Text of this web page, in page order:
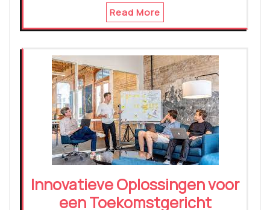
Read More
Innovatieve Oplossingen voor
een Toekomstgericht